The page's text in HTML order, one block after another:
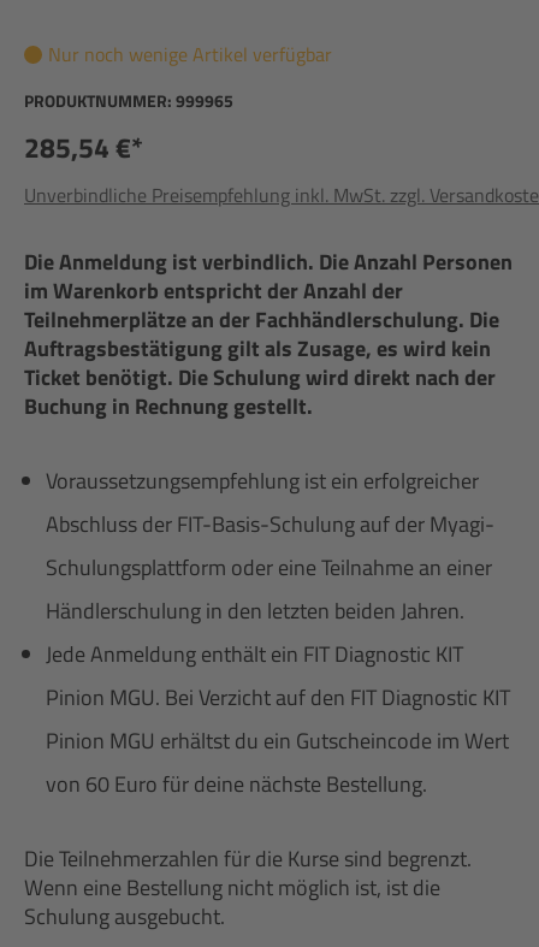
Nur noch wenige Artikel verfügbar
PRODUKTNUMMER:999965
285,54 €*
Unverbindliche Preisempfehlung inkl. MwSt. zzgl.
Die Anmeldung ist verbindlich. Die Anzahl Personen
im Warenkorb entspricht der Anzahl der
Teilnehmerplätze an der Fachhändlerschulung. Die
Auftragsbestätigung gilt als Zusage, es wird kein
Ticket benötigt. Die Schulung wird direkt nach der
Buchung in Rechnung gestellt.
Voraussetzungsempfehlung ist ein erfolgreicher
Abschluss der FIT-Basis-Schulung auf der Myagi-
Schulungsplattform oder eine Teilnahme an einer
Händlerschulung in den letzten beiden Jahren.
Jede Anmeldung enthält ein FIT Diagnostic KIT
Pinion MGU. Bei Verzicht auf den FIT Diagnostic KIT
Pinion MGU erhältst du ein Gutscheincode im Wert
von 60 Euro für deine nächste Bestellung.
Die Teilnehmerzahlen für die Kurse sind begrenzt.
Wenn eine Bestellung nicht möglich ist, ist die
Schulung ausgebucht.